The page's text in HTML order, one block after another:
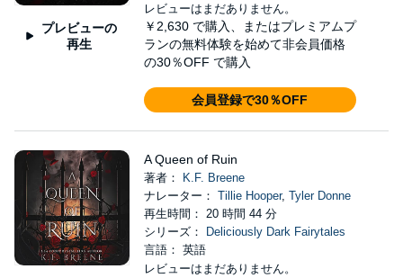
プレビューの
再生
レビューはまだありません。
￥2,630 で購入、またはプレミアムプ
ランの無料体験を始めて非会員価格
の30％OFF で購入
会員登録で30％OFF
A Queen of Ruin
著者：
K.F. Breene
ナレーター： Tillie Hooper, Tyler Donne
再生時間： 20 時間 44 分
シリーズ：
Deliciously Dark Fairytales
言語： 英語
レビューはまだありません。